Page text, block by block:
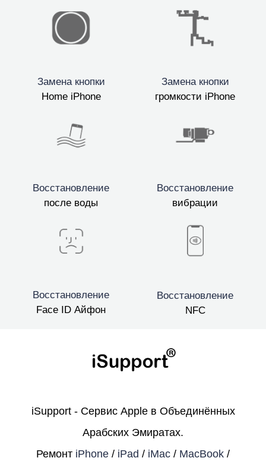
Замена кнопки
Home iPhone
Замена кнопки
громкости iPhone
Восстановление
после воды
Восстановление
вибрации
Восстановление
Face ID Айфон
Восстановление
NFC
iSupport - Сервис Apple в Объединённых
Арабских Эмиратах.
Ремонт iPhone / iPad / iMac / MacBook /